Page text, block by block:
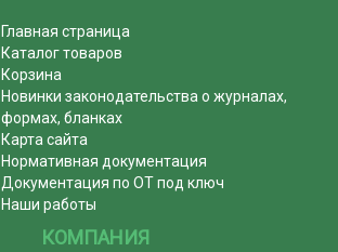
Главная страница
Каталог товаров
Корзина
Новинки законодательства о журналах,
формах, бланках
Карта сайта
Нормативная документация
Документация по ОТ под ключ
Наши работы
КОМПАНИЯ